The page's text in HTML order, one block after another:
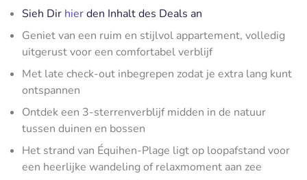
Sieh Dir hierden Inhalt des Deals an
Geniet van een ruim en stijlvol appartement, volledig
uitgerust voor een comfortabel verblijf
Met late check-out inbegrepen zodat je extra lang kunt
ontspannen
Ontdek een 3-sterrenverblijf midden in de natuur
tussen duinen en bossen
Het strand van Équihen-Plage ligt op loopafstand voor
een heerlijke wandeling of relaxmoment aan zee